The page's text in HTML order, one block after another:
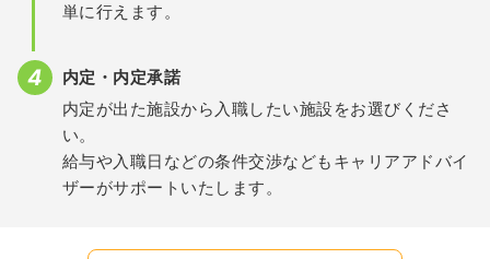
単に行えます。
内定・内定承諾
内定が出た施設から入職したい施設をお選びくださ
い。
給与や入職日などの条件交渉などもキャリアアドバイ
ザーがサポートいたします。